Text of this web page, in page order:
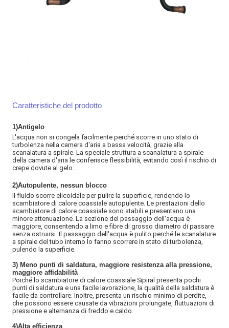
Caratteristiche del prodotto
1)Antigelo
L'acqua non si congela facilmente perché scorre in uno stato di
turbolenza nella camera d'aria a bassa velocità, grazie alla
scanalatura a spirale. La speciale struttura a scanalatura a spirale
della camera d'aria le conferisce flessibilità, evitando così il rischio di
crepe dovute al gelo..
2)Autopulente, nessun blocco
Il fluido scorre elicoidale per pulire la superficie, rendendo lo
scambiatore di calore coassiale autopulente. Le prestazioni dello
scambiatore di calore coassiale sono stabili e presentano una
minore attenuazione. La sezione del passaggio dell'acqua è
maggiore, consentendo a limo e fibre di grosso diametro di passare
senza ostruirsi. Il passaggio dell'acqua è pulito perché le scanalature
a spirale del tubo interno lo fanno scorrere in stato di turbolenza,
pulendo la superficie.
3) Meno punti di saldatura, maggiore resistenza alla pressione,
maggiore affidabilità
Poiché lo scambiatore di calore coassiale Sipiral presenta pochi
punti di saldatura e una facile lavorazione, la qualità della saldatura è
facile da controllare. Inoltre, presenta un rischio minimo di perdite,
che possono essere causate da vibrazioni prolungate, fluttuazioni di
pressione e alternanza di freddo e caldo.
4)Alta efficienza